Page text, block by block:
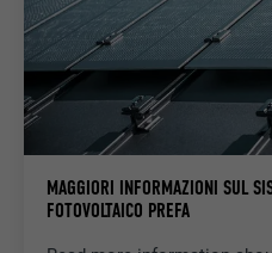
MAGGIORI INFORMAZIONI SUL
FOTOVOLTAICO PREFA